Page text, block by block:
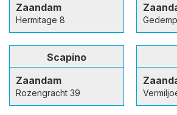
Zaandam
Hermitage 8
Scapino
Zaandam
Rozengracht 39